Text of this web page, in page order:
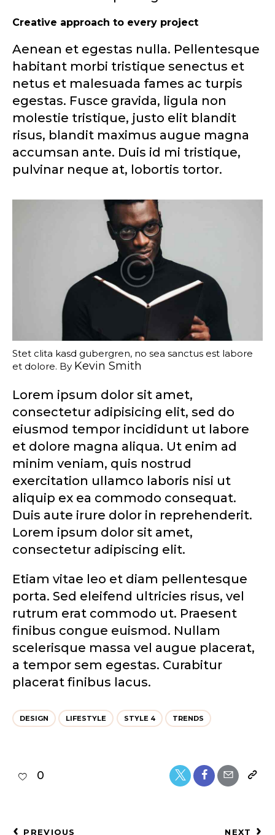
Creative approach to every project
Aenean et egestas nulla. Pellentesque
habitant morbi tristique senectus et
netus et malesuada fames ac turpis
egestas. Fusce gravida, ligula non
molestie tristique, justo elit blandit
risus, blandit maximus augue magna
accumsan ante. Duis id mi tristique,
pulvinar neque at, lobortis tortor.
Stet clita kasd gubergren, no sea sanctus est labore
et dolore. By Kevin Smith
Lorem ipsum dolor sit amet,
consectetur adipisicing elit, sed do
eiusmod tempor incididunt ut labore
et dolore magna aliqua. Ut enim ad
minim veniam, quis nostrud
exercitation ullamco laboris nisi ut
aliquip ex ea commodo consequat.
Duis aute irure dolor in reprehenderit.
Lorem ipsum dolor sit amet,
consectetur adipiscing elit.
Etiam vitae leo et diam pellentesque
porta. Sed eleifend ultricies risus, vel
rutrum erat commodo ut. Praesent
finibus congue euismod. Nullam
scelerisque massa vel augue placerat,
a tempor sem egestas. Curabitur
placerat finibus lacus.
DESIGN LIFESTYLE STYLE 4 TRENDS
0
PREVIOUS NEXT